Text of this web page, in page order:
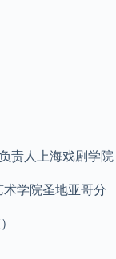
责人上海戏剧学院
学院圣地亚哥分